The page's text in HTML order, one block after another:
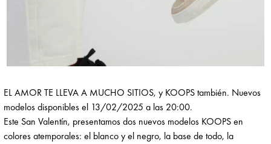
EL AMOR TE LLEVA A MUCHO SITIOS, y KOOPS también. Nuevos
modelos disponibles el 13/02/2025 a las 20:00.
Este San Valentín, presentamos dos nuevos modelos KOOPS en
colores atemporales: el blanco y el negro, la base de todo, la